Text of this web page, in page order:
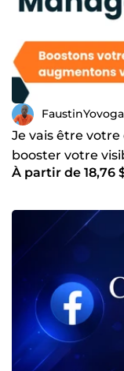
FaustinYovoga
Je vais être
booster votre
À partir de 18,76